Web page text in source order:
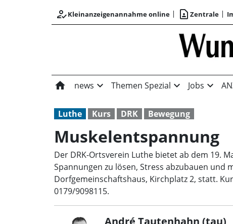
how_to_regKleinanzeigenannahme online contact_page Zentrale
home news expand_more Themen Spezial expand_more Jobs expand_more
Luthe Kurs DRK Bewegung
Muskelentspannung
Der DRK-Ortsverein Luthe bietet ab dem 19.
Spannungen zu lösen, Stress abzubauen
Dorfgemeinschaftshaus, Kirchplatz 2, statt.
0179/9098115.
André Tautenhahn (tau)